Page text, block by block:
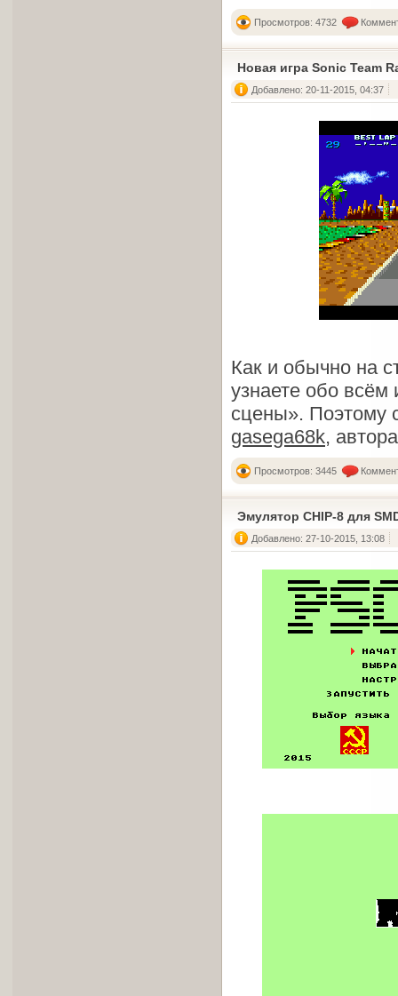
Просмотров: 4732
Новая игра Sonic Team
Добавлено: 20-11-2015, 04:37
Как и обычно на
узнаете обо всём
сцены». Поэтому
gasega68k,
Просмотров: 3445
Эмулятор CHIP-8 для
Добавлено: 27-10-2015, 13:08